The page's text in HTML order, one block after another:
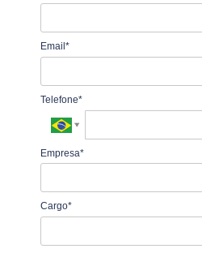
Email*
Telefone*
Empresa*
Cargo*